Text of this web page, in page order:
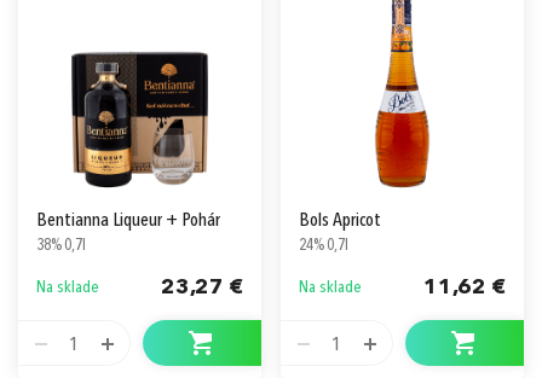
Bentianna Liqueur + Pohár
38% 0,7l
Na sklade 23,27 €
1
Bols Apricot
24% 0,7l
Na sklade 11,62 €
1